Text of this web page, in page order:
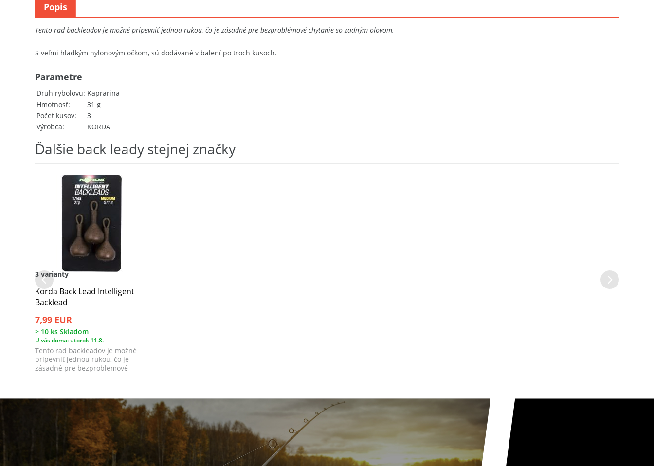
Tento rad backleadov je možné pripevniť jednou rukou, čo je zásadné pre bezproblémové chytanie so zadným olovom.
S veľmi hladkým nylonovým očkom, sú dodávané v balení po troch kusoch.
Druh rybolovu Kaprarina
Hmotnosť
31 g
Počet kusov
3
Výrobca
KORDA
Parametre
Popis
Ďalšie back leady stejnej značky
3 varianty
Korda Back Lead Intelligent
Backlead
7,99 EUR
> 10 ks Skladom
U vás doma: utorok 11.8.
Tento rad backleadov je možné
pripevniť jednou rukou, čo je
zásadné pre bezproblémové